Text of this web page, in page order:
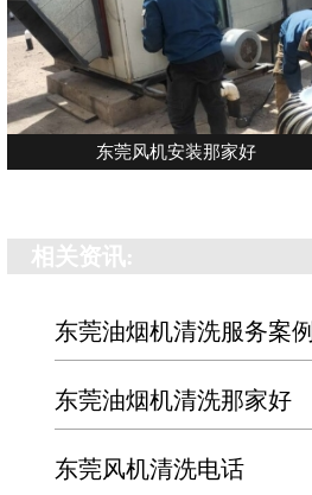
东莞风机安装那家好
相关资讯:
东莞油烟机清洗服务案例
东莞油烟机清洗那家好
东莞风机清洗电话